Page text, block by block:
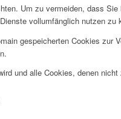
Um zu vermeiden, dass
vollumfänglich nutzen
gespeicherten Cookies
und alle Cookies, denen